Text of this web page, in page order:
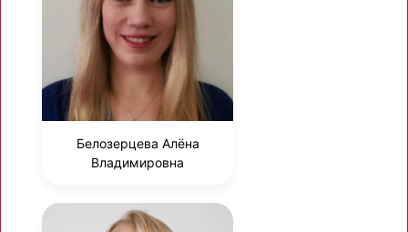
Белозерцева Алёна
Владимировна